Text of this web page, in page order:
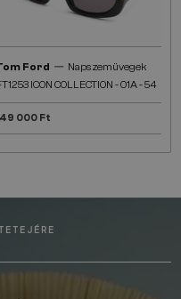
Ford — Napszemüvegek
ICON COLLECTION - 01A - 54
000 Ft